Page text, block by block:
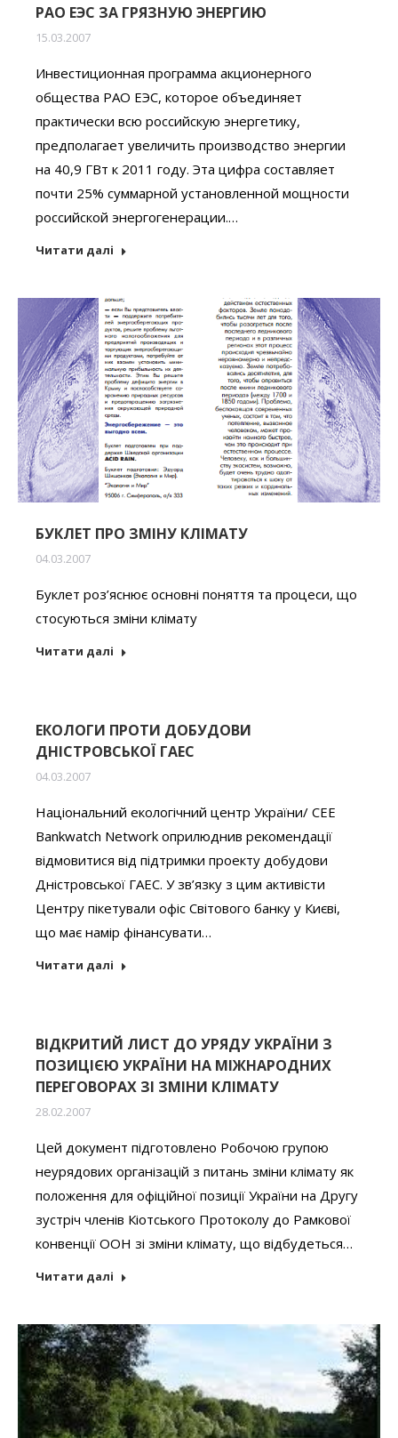
РАО ЕЭС ЗА ГРЯЗНУЮ ЭНЕРГИЮ
15.03.2007
Инвестиционная программа акционерного
общества РАО ЕЭС, которое объединяет
практически всю российскую энергетику,
предполагает увеличить производство энергии
на 40,9 ГВт к 2011 году. Эта цифра составляет
почти 25% суммарной установленной мощности
российской энергогенерации.…
Читати далі
БУКЛЕТ ПРО ЗМІНУ КЛІМАТУ
04.03.2007
Буклет роз’яснює основні поняття та процеси, що
стосуються зміни клімату
Читати далі
ЕКОЛОГИ ПРОТИ ДОБУДОВИ
ДНІСТРОВСЬКОЇ ГАЕС
04.03.2007
Національний екологічний центр України/ CEE
Bankwatch Network оприлюднив рекомендації
відмовитися від підтримки проекту добудови
Дністровської ГАЕС. У зв’язку з цим активісти
Центру пікетували офіс Світового банку у Києві,
що має намір фінансувати…
Читати далі
ВІДКРИТИЙ ЛИСТ ДО УРЯДУ УКРАЇНИ З
ПОЗИЦІЄЮ УКРАЇНИ НА МІЖНАРОДНИХ
ПЕРЕГОВОРАХ ЗІ ЗМІНИ КЛІМАТУ
28.02.2007
Цей документ підготовлено Робочою групою
неурядових організацій з питань зміни клімату як
положення для офіційної позиції України на Другу
зустріч членів Кіотського Протоколу до Рамкової
конвенції ООН зі зміни клімату, що відбудеться…
Читати далі